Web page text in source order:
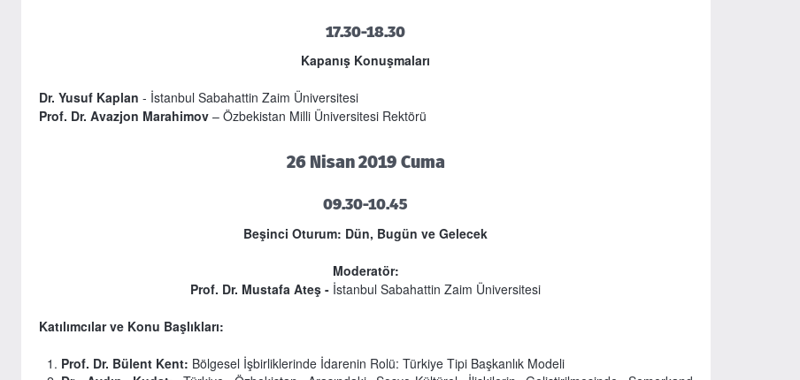
17.30-18.30
Kapanış Konuşmaları
Dr. Yusuf Kaplan - İstanbul Sabahattin Zaim Üniversitesi
Prof. Dr. Avazjon Marahimov– Özbekistan Milli Üniversitesi Rektörü
26 Nisan 2019 Cuma
09.30-10.45
Beşinci Oturum: Dün, Bugün ve Gelecek
Moderatör:
Prof. Dr. Mustafa Ateş - İstanbul Sabahattin Zaim Üniversitesi
Katılımcılar ve Konu Başlıkları:
Prof. Dr. Bülent Kent: Bölgesel İşbirliklerinde İdarenin Rolü: Türkiye Tipi Başkanlık Modeli